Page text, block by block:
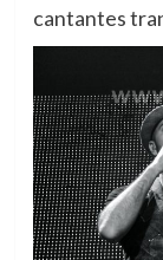
cantantes